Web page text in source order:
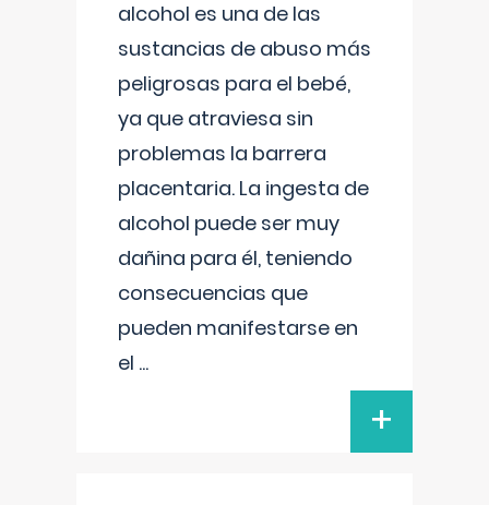
alcohol es una de las
sustancias de abuso más
peligrosas para el bebé,
ya que atraviesa sin
problemas la barrera
placentaria. La ingesta de
alcohol puede ser muy
dañina para él, teniendo
consecuencias que
pueden manifestarse en
el ...
+